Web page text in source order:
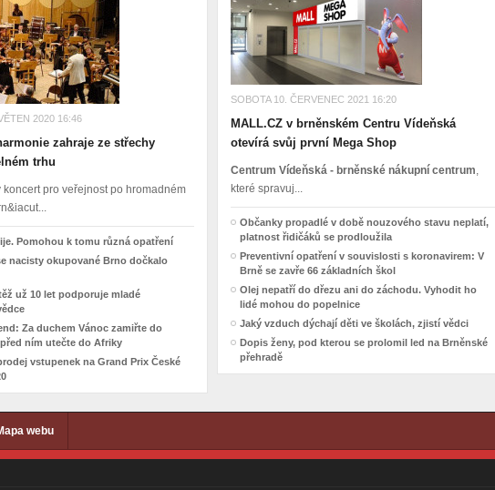
2020 16:46
zahraje ze střechy
trhu
koncert pro veřejnost po hromadném
Pomohou k tomu různá opatření
nacisty okupované Brno dočkalo
už 10 let podporuje mladé
Za duchem Vánoc zamiřte do
ním utečte do Afriky
vstupenek na Grand Prix České
SOBOTA 10. ČERVENEC 2021 16:20
MALL.CZ v brněnském Centru Vídeňská
otevírá svůj první Mega Shop
Centrum Vídeňská - brněnské nákupní centrum,
které spravuj...
Občanky propadlé v době nouzového stavu neplatí,
platnost řidičáků se prodloužila
Preventivní opatření v souvislosti s koronavirem: V
Brně se zavře 66 základních škol
Olej nepatří do dřezu ani do záchodu. Vyhodit ho
lidé mohou do popelnice
Jaký vzduch dýchají děti ve školách, zjistí vědci
Dopis ženy, pod kterou se prolomil led na Brněnské
přehradě
webu